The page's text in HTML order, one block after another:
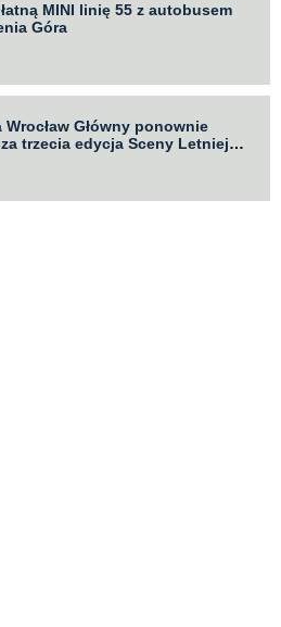
MINI linię 55 z autobusem
Góra
Główny ponownie
trzecia edycja Sceny Letniej